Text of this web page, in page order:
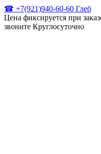
☎ +7(921)940-60-60 Глеб
Цена фиксируется при
звоните Круглосуточно